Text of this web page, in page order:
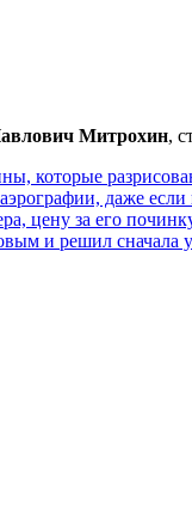
Митрохин,
которые
даже
цену за его
и решил сначала